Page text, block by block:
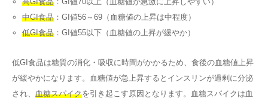
中GI食品：GI値56～69（血糖値の上昇は中程度）
低GI食品：GI値55以下（血糖値の上昇が緩やか）
低GI食品は糖質の消化・吸収に時間がかかるため、食後の血糖値上昇
が緩やかになります。血糖値が急上昇するとインスリンが過剰に分泌
され、 血糖スパイクを引き起こす原因となります。血糖スパイクは血